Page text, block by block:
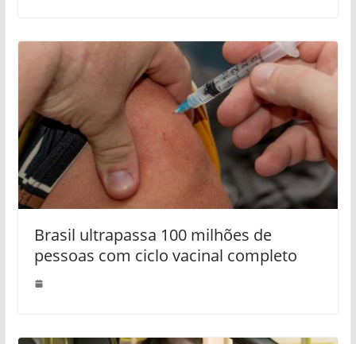
Brasil ultrapassa 100 milhões de
pessoas com ciclo vacinal completo